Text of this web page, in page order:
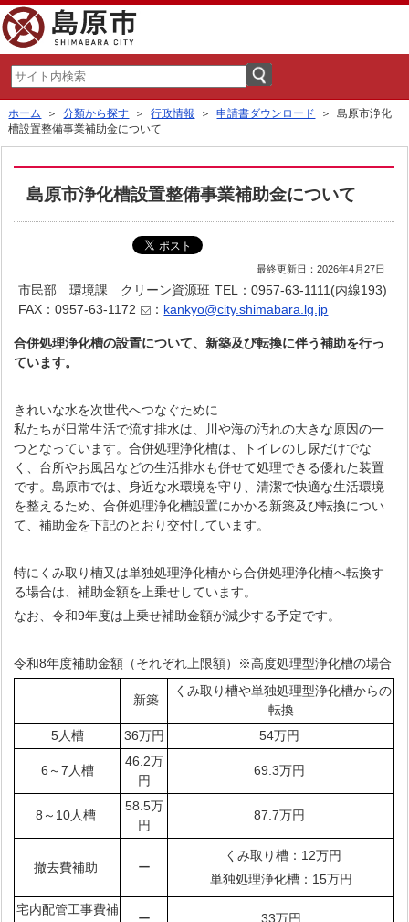
ホーム ＞分類から探す ＞行政情報 ＞申請書ダウンロード
＞ 島原市浄化
槽設置整備事業補助金について
島原市浄化槽設置整備事業補助金について
最終更新日：2026年4月27日
市民部 環境課 クリーン資源班 TEL：0957-63-1111(内線193)
FAX：0957-63-1172
： kankyo@city.shimabara.lg.jp
合併処理浄化槽の設置について、 新築及び転換に伴う補助を行っ
ています。
きれいな水を次世代へつなぐために
私たちが日常生活で流す排水は、川や海の汚れの大きな原因の一
つとなっています。合併処理浄化槽は、トイレのし尿だけでな
く、台所やお風呂などの生活排水も併せて処理できる優れた装置
です。島原市では、身近な水環境を守り、清潔で快適な生活環境
を整えるため、合併処理浄化槽設置にかかる新築及び転換につい
て、補助金を下記のとおり交付しています。
特にくみ取り槽又は単独処理浄化槽から合併処理浄化槽へ転換す
る場合は、補助金額を上乗せしています。
なお、令和9年度は上乗せ補助金額が減少する予定です。
令和8年度補助金額（それぞれ上限額）※高度処理型浄化槽の場合
新築
くみ取り槽や単独処理型浄化槽からの
転換
5人槽
36万円 54万円
6～7人槽
46.2万
円
69.3万円
8～10人槽
58.5万
円
87.7万円
撤去費補助 ー
くみ取り槽：12万円
単独処理浄化槽：15万円
宅内配管工事費補
ー 33万円